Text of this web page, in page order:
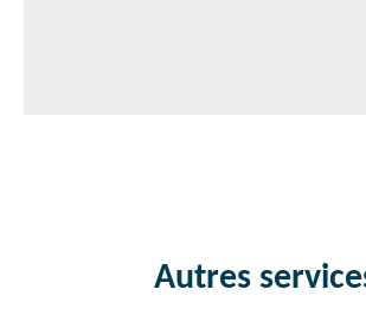
Autres